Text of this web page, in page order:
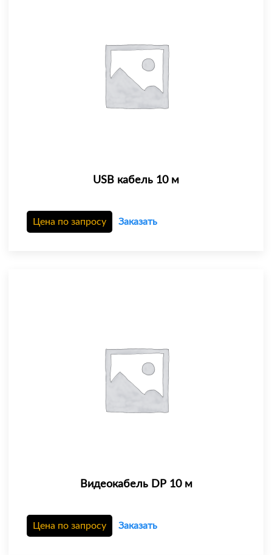
USB кабель 10 м
Цена по запросу Заказать
Видеокабель DP 10 м
Цена по запросу Заказать